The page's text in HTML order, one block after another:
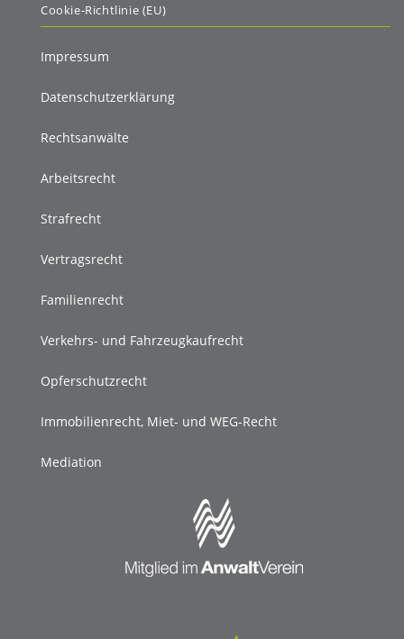
Cookie-Richtlinie (EU)
Impressum
Datenschutzerklärung
Rechtsanwälte
Arbeitsrecht
Strafrecht
Vertragsrecht
Familienrecht
Verkehrs- und Fahrzeugkaufrecht
Opferschutzrecht
Immobilienrecht, Miet- und WEG-Recht
Mediation